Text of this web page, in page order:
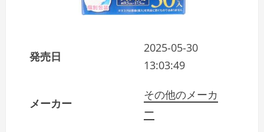
発売日
2025-05-30
13:03:49
メーカー
その他のメーカ
ー